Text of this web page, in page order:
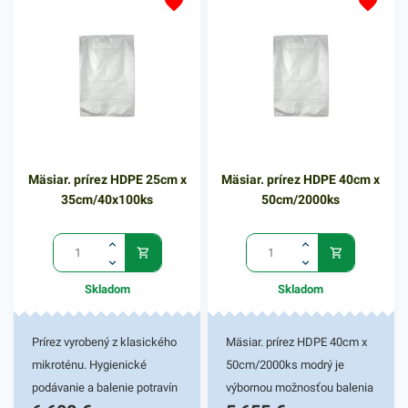
Mäsiar. prírez HDPE 25cm x
35cm/40x100ks
Skladom
Prírez vyrobený z klasického
mikroténu. Hygienické
podávanie a balenie potravín
Mäsiar. prírez HDPE 40cm x
50cm/2000ks
Skladom
Mäsiar. prírez HDPE 40cm x
50cm/2000ks modrý je
výbornou možnosťou balenia